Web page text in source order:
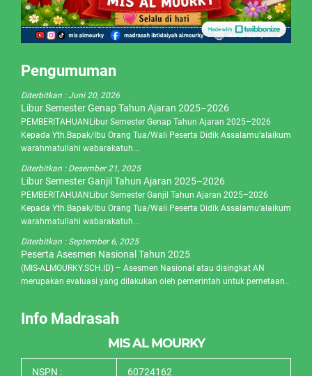
Pengumuman
Diterbitkan :Juni 20, 2026
Libur Semester Genap Tahun Ajaran 2025–2026
PEMBERITAHUANLibur Semester Genap Tahun Ajaran 2025–2026
Kepada Yth.Bapak/Ibu Orang Tua/Wali Peserta Didik Assalamu’alaikum
warahmatullahi wabarakatuh...
Diterbitkan : Desember 21, 2025
Libur Semester Ganjil Tahun Ajaran 2025–2026
PEMBERITAHUANLibur Semester Ganjil Tahun Ajaran 2025–2026
Kepada Yth.Bapak/Ibu Orang Tua/Wali Peserta Didik Assalamu’alaikum
warahmatullahi wabarakatuh...
Diterbitkan : September 6, 2025
Peserta Asesmen Nasional Tahun 2025
(MIS-ALMOURKY.SCH.ID) – Asesmen Nasional atau disingkat AN
merupakan evaluasi yang dilakukan oleh pemerintah untuk pemetaan..
Info Madrasah
MIS AL MOURKY
NSPN : 60724162